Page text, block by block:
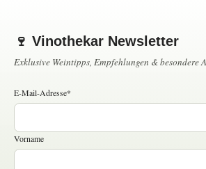
🍷 Vinothekar Newsletter
Exklusive Weintipps, Empfehlungen & besondere
E-Mail-Adresse*
Vorname